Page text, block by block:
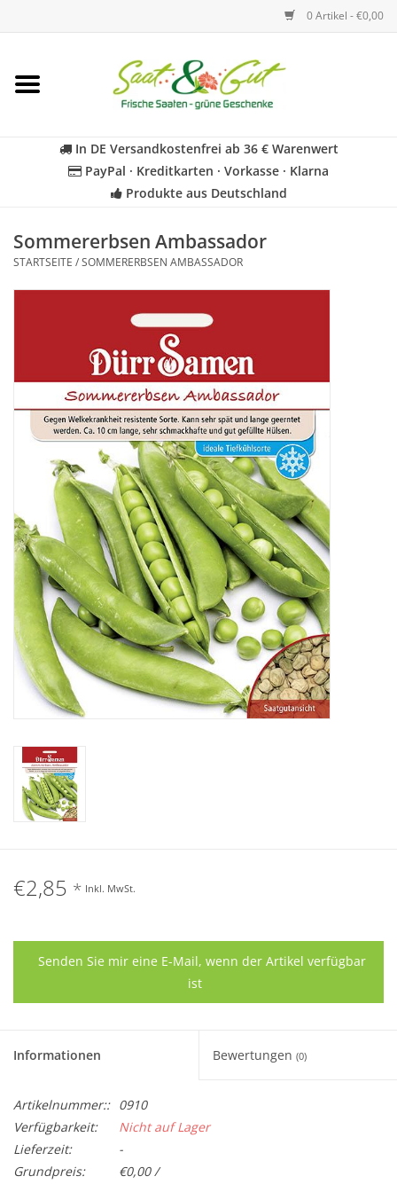
0 Artikel - €0,00
Startseite
Kräuter
Geschenkideen
Katalog
In DE Versandkostenfrei ab 36 € Warenwert
PayPal · Kreditkarten · Vorkasse · Klarna
Produkte aus Deutschland
Sommererbsen Ambassador
STARTSEITE /SOMMERERBSEN AMBASSADOR
€2,85 * Inkl. MwSt.
Senden Sie mir eine E-Mail, wenn der Artikel verfügbar
ist
Informationen Bewertungen (0)
Artikelnummer:: 0910
Verfügbarkeit:
Nicht auf Lager
Lieferzeit:
-
Grundpreis:
€0,00 /